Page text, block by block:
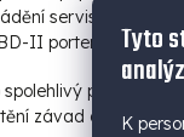
Tyto
K
servisních
II portem.
přenos
závad a